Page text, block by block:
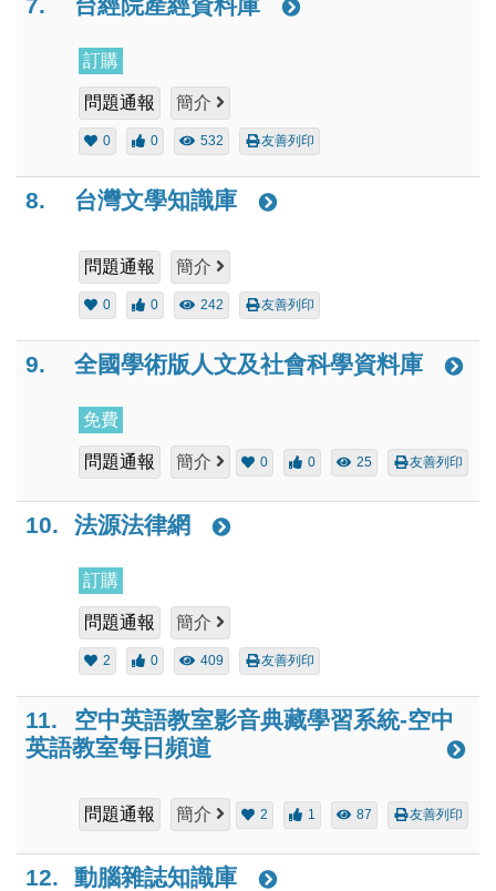
訂購
問題通報 簡介
0 0 532 友善列印
8. 台灣文學知識庫
問題通報 簡介
0 0 242 友善列印
9. 全國學術版人文及社會科學資料庫
免費
問題通報 簡介 0 0 25 友善列印
10. 法源法律網
訂購
問題通報 簡介
2 0 409 友善列印
11.
空中英語教室影音典藏學習系統-空中
英語教室每日頻道
問題通報 簡介 2 1 87 友善列印
12. 動腦雜誌知識庫